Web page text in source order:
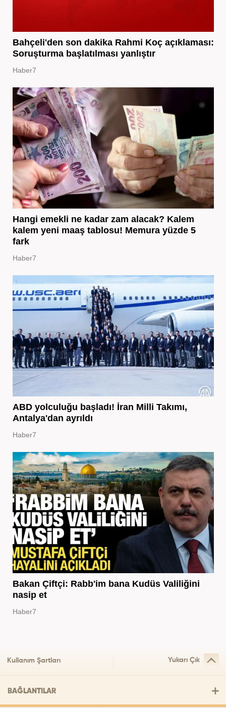
Bahçeli'den son dakika Rahmi Koç açıklaması:
Soruşturma başlatılması yanlıştır
Haber7
Hangi emekli ne kadar zam alacak? Kalem
kalem yeni maaş tablosu! Memura yüzde 5
fark
Haber7
ABD yolculuğu başladı! İran Milli Takımı,
Antalya'dan ayrıldı
Haber7
Bakan Çiftçi: Rabb'im bana Kudüs Valiliğini
nasip et
Haber7
Kullanım Şartları Yukarı Çık
BAĞLANTILAR